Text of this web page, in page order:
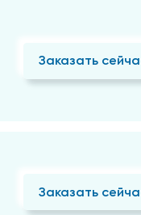
Заказать
Заказать